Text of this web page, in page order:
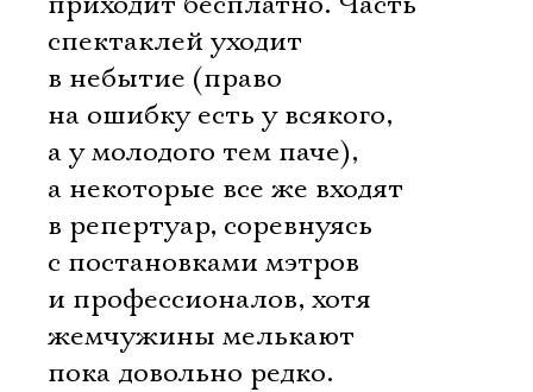
спектаклей уходит
в небытие (право
на ошибку есть у всякого,
а у молодого тем паче),
а некоторые все же входят
в репертуар, соревнуясь
с постановками мэтров
и профессионалов, хотя
жемчужины мелькают
пока довольно редко.